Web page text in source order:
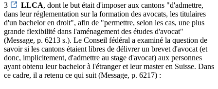
3
LLCA, dont le but était d'imposer aux cantons "d'admettre,
dans leur réglementation sur la formation des avocats, les titulaires
d'un bachelor en droit", afin de "permettre, selon les cas, une plus
grande flexibilité dans l'aménagement des études d'avocat"
(Message, p. 6213 s.). Le Conseil fédéral a examiné la question de
savoir si les cantons étaient libres de délivrer un brevet d'avocat (et
donc, implicitement, d'admettre au stage d'avocat) aux personnes
ayant obtenu leur bachelor à l'étranger et leur master en Suisse. Dans
ce cadre, il a retenu ce qui suit (Message, p. 6217) :